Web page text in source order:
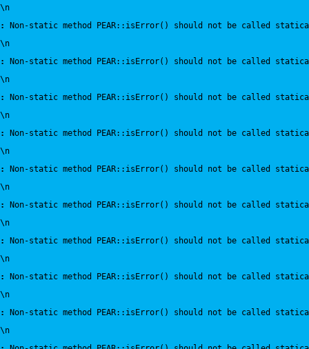
\n
:
Non-static method PEAR::isError() should not be called
\n
:
Non-static method PEAR::isError() should not be called
\n
:
Non-static method PEAR::isError() should not be called
\n
:
Non-static method PEAR::isError() should not be called
\n
:
Non-static method PEAR::isError() should not be called
\n
:
Non-static method PEAR::isError() should not be called
\n
:
Non-static method PEAR::isError() should not be called
\n
:
Non-static method PEAR::isError() should not be called
\n
:
Non-static method PEAR::isError() should not be called
\n